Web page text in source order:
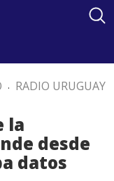
. RADIO URUGUAY
la
desde
datos